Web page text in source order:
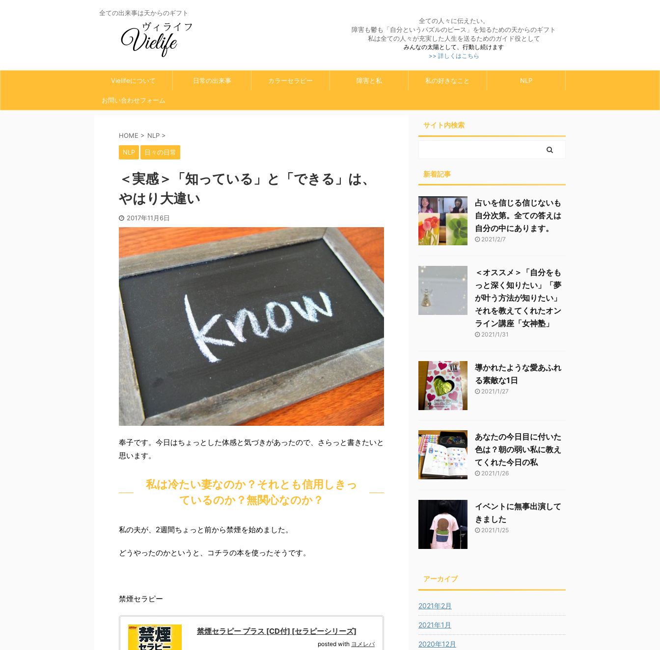
全ての出来事は天からのギフト
全ての人々に伝えたい。
障害も鬱も「自分というパズルのピース」を知るための天からのギフト
私は全ての人々が充実した人生を送るためのガイド役として
みんなの太陽として、行動し続けます
>> 詳しくはこちら
Vielifeについて 日常の出来事 カラーセラピー 障害と私 私の好きなこと NLP
お問い合わせフォーム
HOME > NLP >
NLP 日々の日常
＜実感＞「知っている」と「できる」は、
やはり大違い
2017年11月6日
奉子です。今日はちょっとした体感と気づきがあったので、さらっと書きたいと
思います。
私は冷たい妻なのか？それとも信用しきっ
ているのか？無関心なのか？
私の夫が、2週間ちょっと前から禁煙を始めました。
どうやったのかというと、コチラの本を使ったそうです。
禁煙セラピー
禁煙セラピー プラス [CD付] [セラピーシリーズ]
posted with ヨメレバ
サイト内検索
新着記事
占いを信じる信じないも
自分次第。全ての答えは
自分の中にあります。
2021/2/7
＜オススメ＞「自分をも
っと深く知りたい」「夢
が叶う方法が知りたい」
それを教えてくれたオン
ライン講座「女神塾」
2021/1/31
導かれたような愛あふれ
る素敵な1日
2021/1/27
あなたの今日目に付いた
色は？朝の弱い私に教え
てくれた今日の私
2021/1/26
イベントに無事出演して
きました
2021/1/25
アーカイブ
2021年2月
2021年1月
2020年12月